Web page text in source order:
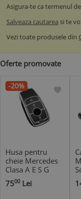
Asigura-te ca termenul
Salveaza cautarea si te
Vezi toate produsele din
Oferte promovate
-20%
Husa pentru
cheie Mercedes
Clasa A E S G
GLC CLE CLA
W177 W205
7500 Lei